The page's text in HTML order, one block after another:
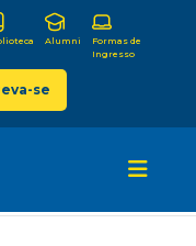
Alumni
Formas de
Ingresso
se